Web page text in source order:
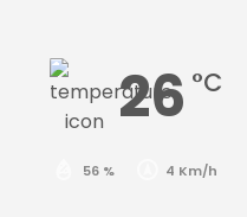
26 °C
56 % 4 Km/h